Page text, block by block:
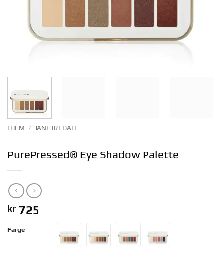
HJEM / JANE IREDALE
PurePressed® Eye Shadow Palette
kr 725
Farge